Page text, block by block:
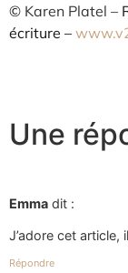
© Karen Platel –
écriture –
Une
Emma dit :
J’adore cet article,
Répondre